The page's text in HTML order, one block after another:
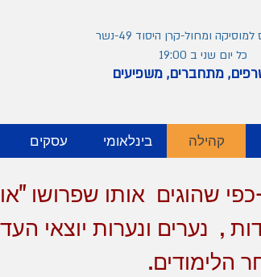
ומחול-קרן היסוד 49-נשר
כל יום שני ב 19:00
מתחברים, משפיעים
קהילה בינלאומי עסקים
שהוגים אותו שפרושו
, נערים ונערות יוצאי
הלימודים.